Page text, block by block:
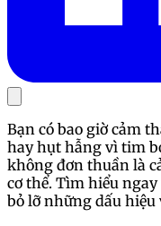
Bạn có bao giờ cảm
hay hụt hẫng vì tim
không đơn thuần là
cơ thể. Tìm hiểu ngay
bỏ lỡ những dấu hiệu